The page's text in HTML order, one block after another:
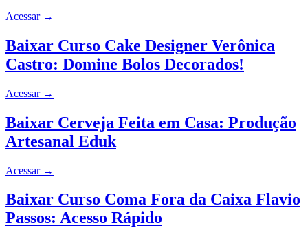
Acessar →
Baixar Curso Cake Designer Verônica
Castro: Domine Bolos Decorados!
Acessar →
Baixar Cerveja Feita em Casa: Produção
Artesanal Eduk
Acessar →
Baixar Curso Coma Fora da Caixa Flavio
Passos: Acesso Rápido